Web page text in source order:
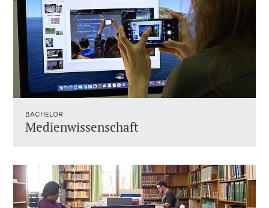
BACHELOR
Medienwissenschaft